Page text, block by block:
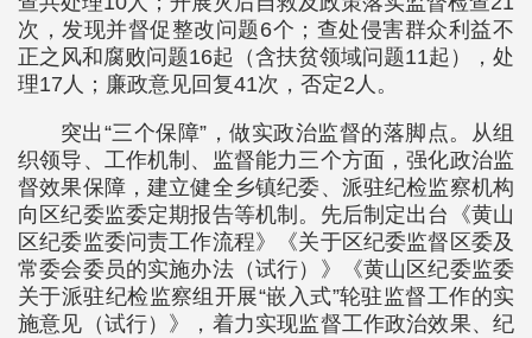
次，发现并督促整改问题6个；查处侵害群众利益不
正之风和腐败问题16起（含扶贫领域问题11起），处
理17人；廉政意见回复41次，否定2人。
突出“三个保障”，做实政治监督的落脚点。从组
织领导、工作机制、监督能力三个方面，强化政治监
督效果保障，建立健全乡镇纪委、派驻纪检监察机构
向区纪委监委定期报告等机制。先后制定出台《黄山
区纪委监委问责工作流程》《关于区纪委监督区委及
常委会委员的实施办法（试行）》《黄山区纪委监委
关于派驻纪检监察组开展“嵌入式”轮驻监督工作的实
施意见（试行）》，着力实现监督工作政治效果、纪